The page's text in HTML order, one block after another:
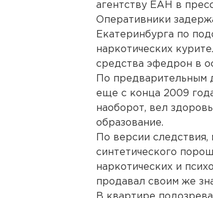
агентству ЕАН в
Оперативники
Екатеринбурга по
наркотических
средства эфедрон в
По предварительным
еще с конца 2009
наоборот, вел
образование.
По версии
синтетического
наркотических и
продавал своим же